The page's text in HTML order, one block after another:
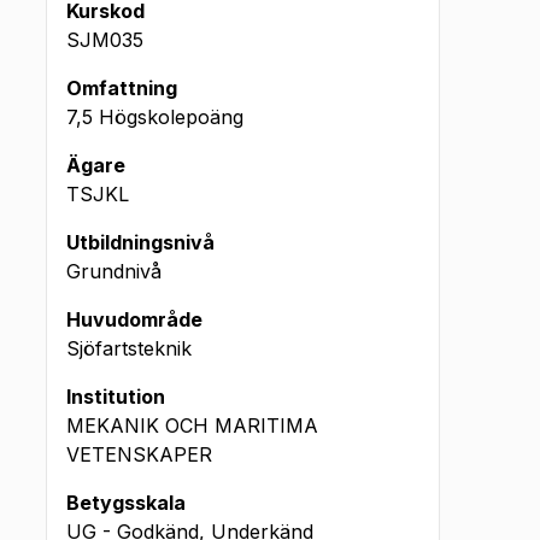
Kurskod
SJM035
Omfattning
7,5 Högskolepoäng
Ägare
TSJKL
Utbildningsnivå
Grundnivå
Huvudområde
Sjöfartsteknik
Institution
MEKANIK OCH MARITIMA
VETENSKAPER
Betygsskala
UG - Godkänd, Underkänd